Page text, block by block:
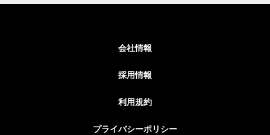
会社情報
採用情報
利用規約
プライバシーポリシー